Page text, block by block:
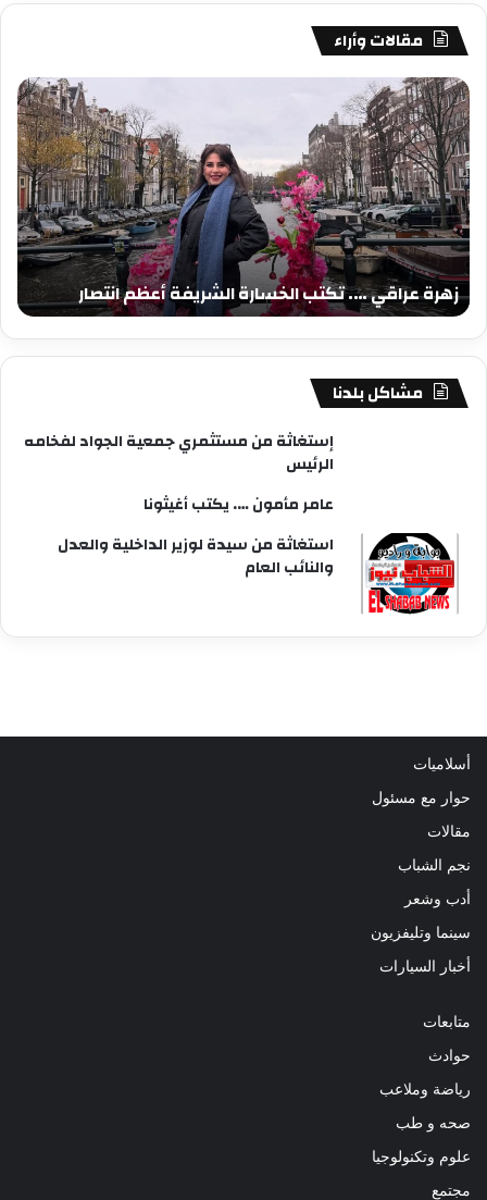
مقالات وأراء
زهرة
عراقي
….
تكتب
الخسارة
الشريفة
أعظم
انتصار
زهرة عراقي …. تكتب الخسارة الشريفة أعظم انتصار
لا
مشاكل بلدنا
إستغاثة من مستثمري جمعية الجواد لفخامه
الرئيس
عامر مأمون …. يكتب أغيثونا
استغاثة من سيدة لوزير الداخلية والعدل
والنائب العام
أسلاميات
حوار مع مسئول
مقالات
نجم الشباب
أدب وشعر
سينما وتليفزيون
أخبار السيارات
متابعات
حوادث
رياضة وملاعب
صحه و طب
علوم وتكنولوجيا
مجتمع